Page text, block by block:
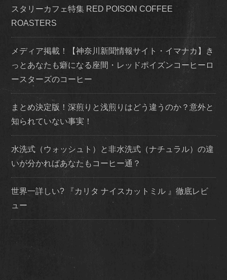
スタリーカフェ特集 RED POISON COFFEE
ROASTERS
メディア掲載！【神奈川新聞情報サイト・イマナカ】き
っとあなたも癖になる座間・レッドポイズンコーヒーロ
ースターズのコーヒー
まとめ決定版！深煎りと浅煎りはどう違うのか？意外と
知られていない事実！
水洗式（ウォッシュト）と非水洗式（ナチュラル）の違
いが分かればあなたもコーヒー通？
世界一詳しい? 『カリタ ナイスカットミル 』徹底レビ
ュー